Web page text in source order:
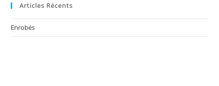
Articles Récents
Enrobés